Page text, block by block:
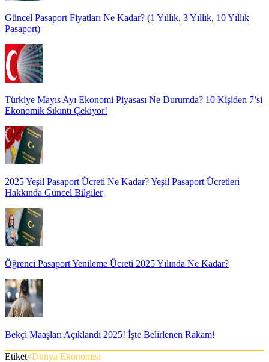
Güncel Pasaport Fiyatları Ne Kadar? (1 Yıllık, 3 Yıllık, 10 Yıllık
Pasaport)
Türkiye Mayıs Ayı Ekonomi Piyasası Ne Durumda? 10 Kişiden 7’si
Ekonomik Sıkıntı Çekiyor!
2025 Yeşil Pasaport Ücreti Ne Kadar? Yeşil Pasaport Ücretleri
Hakkında Güncel Bilgiler
Öğrenci Pasaport Yenileme Ücreti 2025 Yılında Ne Kadar?
Bekçi Maaşları Açıklandı 2025! İşte Belirlenen Rakam!
Etiket#Dünya Ekonomisi